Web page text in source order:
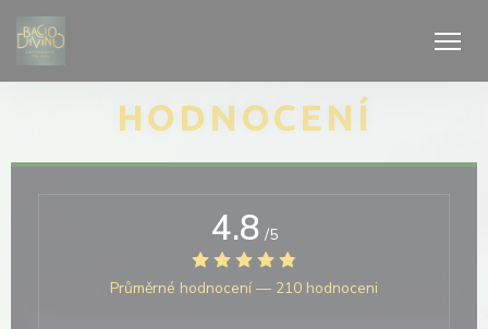
Panel pro správu cookies
HODNOCENÍ
4.8 /5
Průměrné hodnocení — 210 hodnoceni